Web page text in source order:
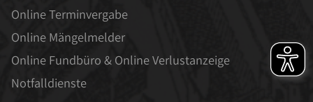
Online Terminvergabe
Online Mängelmelder
Online Fundbüro & Online Verlustanzeige
Notfalldienste